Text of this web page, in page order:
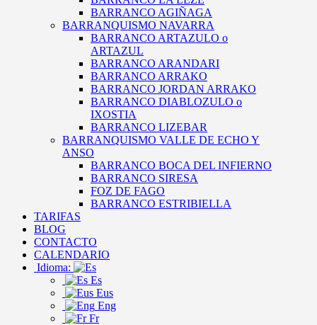
BARRANCO AGIÑAGA
BARRANQUISMO NAVARRA
BARRANCO ARTAZULO o
ARTAZUL
BARRANCO ARANDARI
BARRANCO ARRAKO
BARRANCO JORDAN ARRAKO
BARRANCO DIABLOZULO o
IXOSTIA
BARRANCO LIZEBAR
BARRANQUISMO VALLE DE ECHO Y
ANSO
BARRANCO BOCA DEL INFIERNO
BARRANCO SIRESA
FOZ DE FAGO
BARRANCO ESTRIBIELLA
TARIFAS
BLOG
CONTACTO
CALENDARIO
Idioma:
Es
Eus
Eng
Fr